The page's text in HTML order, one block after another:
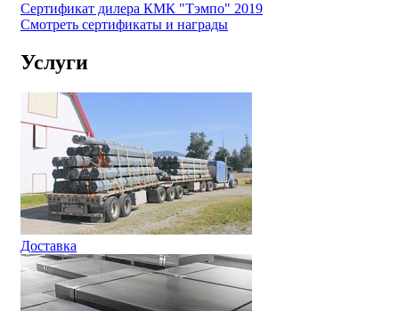
Сертификат дилера КМК "Тэмпо" 2019
Смотреть сертификаты и награды
Услуги
Доставка